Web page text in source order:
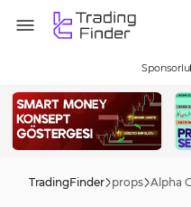
Sponsorlu
TradingFinder props